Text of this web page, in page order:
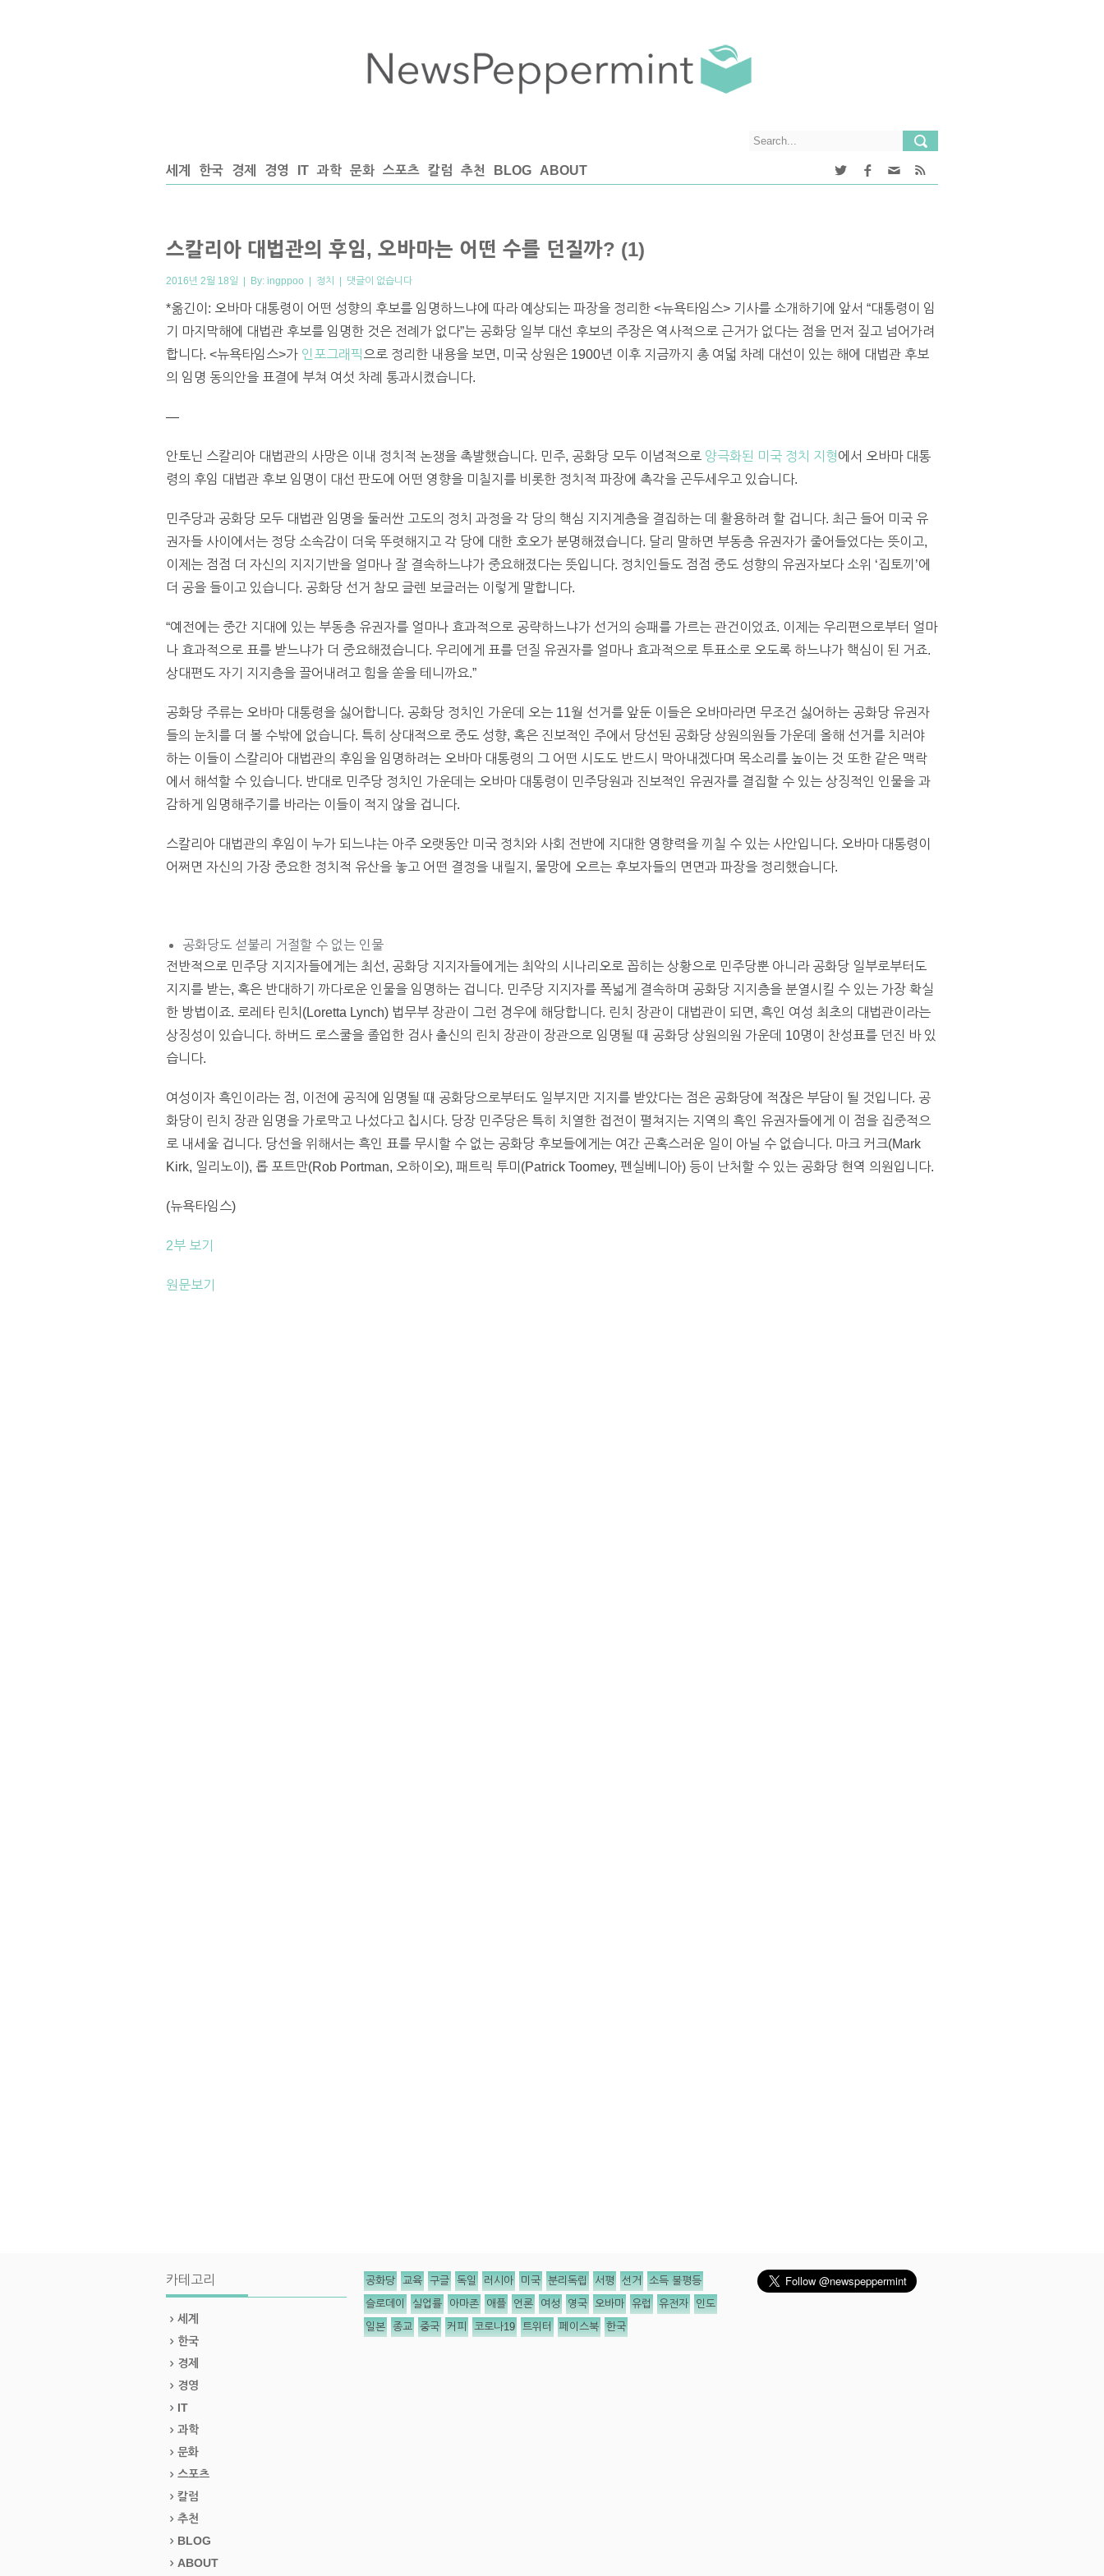
세계 한국 경제 경영 IT 과학 문화 스포츠 칼럼 추천 BLOG ABOUT
스칼리아 대법관의 후임, 오바마는 어떤 수를 던질까? (1)
2016년 2월 18일 | By: ingppoo | 정치 | 댓글이 없습니다
*옮긴이: 오바마 대통령이 어떤 성향의 후보를 임명하느냐에 따라 예상되는 파장을 정리한 <뉴욕타임스> 기사를 소개하기에 앞서 “대통령이 임
기 마지막해에 대법관 후보를 임명한 것은 전례가 없다”는 공화당 일부 대선 후보의 주장은 역사적으로 근거가 없다는 점을 먼저 짚고 넘어가려
합니다. <뉴욕타임스>가 인포그래픽으로 정리한 내용을 보면, 미국 상원은 1900년 이후 지금까지 총 여덟 차례 대선이 있는 해에 대법관 후보
의 임명 동의안을 표결에 부쳐 여섯 차례 통과시켰습니다.
—
안토닌 스칼리아 대법관의 사망은 이내 정치적 논쟁을 촉발했습니다. 민주, 공화당 모두 이념적으로 양극화된 미국 정치 지형에서 오바마 대통
령의 후임 대법관 후보 임명이 대선 판도에 어떤 영향을 미칠지를 비롯한 정치적 파장에 촉각을 곤두세우고 있습니다.
민주당과 공화당 모두 대법관 임명을 둘러싼 고도의 정치 과정을 각 당의 핵심 지지계층을 결집하는 데 활용하려 할 겁니다. 최근 들어 미국 유
권자들 사이에서는 정당 소속감이 더욱 뚜렷해지고 각 당에 대한 호오가 분명해졌습니다. 달리 말하면 부동층 유권자가 줄어들었다는 뜻이고,
이제는 점점 더 자신의 지지기반을 얼마나 잘 결속하느냐가 중요해졌다는 뜻입니다. 정치인들도 점점 중도 성향의 유권자보다 소위 ‘집토끼’에
더 공을 들이고 있습니다. 공화당 선거 참모 글렌 보글러는 이렇게 말합니다.
“예전에는 중간 지대에 있는 부동층 유권자를 얼마나 효과적으로 공략하느냐가 선거의 승패를 가르는 관건이었죠. 이제는 우리편으로부터 얼마
나 효과적으로 표를 받느냐가 더 중요해졌습니다. 우리에게 표를 던질 유권자를 얼마나 효과적으로 투표소로 오도록 하느냐가 핵심이 된 거죠.
상대편도 자기 지지층을 끌어내려고 힘을 쏟을 테니까요.”
공화당 주류는 오바마 대통령을 싫어합니다. 공화당 정치인 가운데 오는 11월 선거를 앞둔 이들은 오바마라면 무조건 싫어하는 공화당 유권자
들의 눈치를 더 볼 수밖에 없습니다. 특히 상대적으로 중도 성향, 혹은 진보적인 주에서 당선된 공화당 상원의원들 가운데 올해 선거를 치러야
하는 이들이 스칼리아 대법관의 후임을 임명하려는 오바마 대통령의 그 어떤 시도도 반드시 막아내겠다며 목소리를 높이는 것 또한 같은 맥락
에서 해석할 수 있습니다. 반대로 민주당 정치인 가운데는 오바마 대통령이 민주당원과 진보적인 유권자를 결집할 수 있는 상징적인 인물을 과
감하게 임명해주기를 바라는 이들이 적지 않을 겁니다.
스칼리아 대법관의 후임이 누가 되느냐는 아주 오랫동안 미국 정치와 사회 전반에 지대한 영향력을 끼칠 수 있는 사안입니다. 오바마 대통령이
어쩌면 자신의 가장 중요한 정치적 유산을 놓고 어떤 결정을 내릴지, 물망에 오르는 후보자들의 면면과 파장을 정리했습니다.
공화당도 섣불리 거절할 수 없는 인물
전반적으로 민주당 지지자들에게는 최선, 공화당 지지자들에게는 최악의 시나리오로 꼽히는 상황으로 민주당뿐 아니라 공화당 일부로부터도
지지를 받는, 혹은 반대하기 까다로운 인물을 임명하는 겁니다. 민주당 지지자를 폭넓게 결속하며 공화당 지지층을 분열시킬 수 있는 가장 확실
한 방법이죠. 로레타 린치(Loretta Lynch) 법무부 장관이 그런 경우에 해당합니다. 린치 장관이 대법관이 되면, 흑인 여성 최초의 대법관이라는
상징성이 있습니다. 하버드 로스쿨을 졸업한 검사 출신의 린치 장관이 장관으로 임명될 때 공화당 상원의원 가운데 10명이 찬성표를 던진 바 있
습니다.
여성이자 흑인이라는 점, 이전에 공직에 임명될 때 공화당으로부터도 일부지만 지지를 받았다는 점은 공화당에 적잖은 부담이 될 것입니다. 공
화당이 린치 장관 임명을 가로막고 나섰다고 칩시다. 당장 민주당은 특히 치열한 접전이 펼쳐지는 지역의 흑인 유권자들에게 이 점을 집중적으
로 내세울 겁니다. 당선을 위해서는 흑인 표를 무시할 수 없는 공화당 후보들에게는 여간 곤혹스러운 일이 아닐 수 없습니다. 마크 커크(Mark
Kirk, 일리노이), 롭 포트만(Rob Portman, 오하이오), 패트릭 투미(Patrick Toomey, 펜실베니아) 등이 난처할 수 있는 공화당 현역 의원입니다.
(뉴욕타임스)
2부 보기
원문보기
카테고리
세계
한국
경제
경영
IT
과학
문화
스포츠
칼럼
추천
BLOG
ABOUT
공화당 교육 구글 독일 러시아 미국 분리독립 서평 선거 소득 불평등
슬로데이 실업률 아마존 애플 언론 여성 영국 오바마 유럽 유전자 인도
일본 종교 중국 커피 코로나19 트위터 페이스북 한국